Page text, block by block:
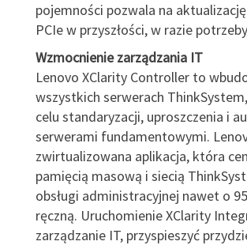
pojemności pozwala na
PCIe w przyszłości, w razie
Wzmocnienie zarządzania IT
Lenovo XClarity Controller to
wszystkich serwerach
celu standaryzacji, uproszczenia i
serwerami fundamentowymi.
zwirtualizowana aplikacja, która
pamięcią masową i siecią
obsługi administracyjnej nawet o
ręczną. Uruchomienie XClarity
zarządzanie IT, przyspieszyć